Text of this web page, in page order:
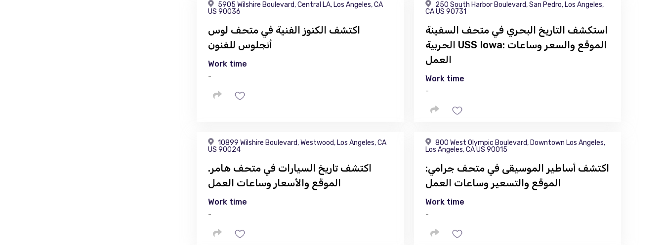
5905 Wilshire Boulevard, Central LA, Los Angeles, CA
US 90036
اكتشف الكنوز الفنية في متحف لوس
أنجلوس للفنون
Work time
-
250 South Harbor Boulevard, San Pedro, Los Angeles,
CA US 90731
استكشف التاريخ البحري في متحف السفينة
الحربية USS Iowa: الموقع والسعر وساعات
العمل
Work time
-
10899 Wilshire Boulevard, Westwood, Los Angeles, CA
US 90024
اكتشف تاريخ السيارات في متحف هامر.
الموقع والأسعار وساعات العمل
Work time
-
800 West Olympic Boulevard, Downtown Los Angeles,
Los Angeles, CA US 90015
اكتشف أساطير الموسيقى في متحف جرامي:
الموقع والتسعير وساعات العمل
Work time
-